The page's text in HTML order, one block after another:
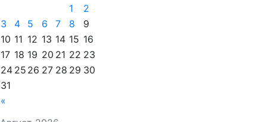
«
1
2
3
4 5 6 7 8
9
10 11 12 13 14 15 16
17 18 19 20 21 22 23
24 25 26 27 28 29 30
31